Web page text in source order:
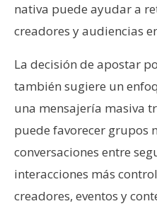
nativa puede ayudar a
creadores y audiencias
La decisión de apostar
también sugiere un
una mensajería masiva
puede favorecer grupos
conversaciones entre
interacciones más
creadores, eventos y